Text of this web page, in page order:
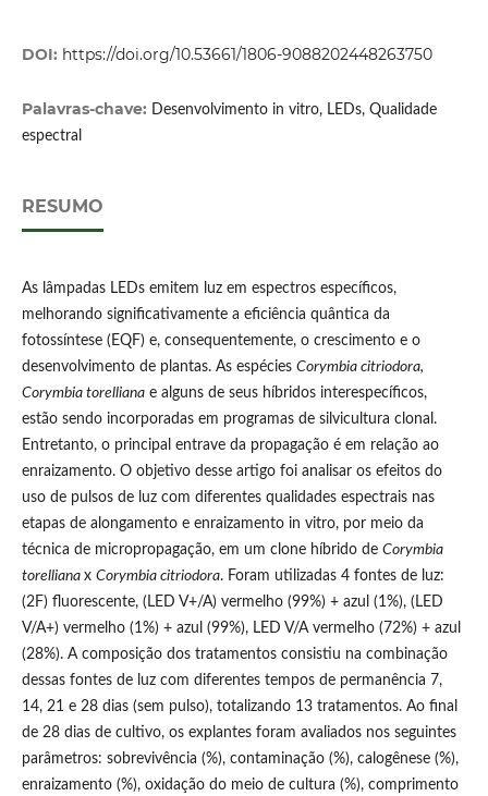
DOI: https://doi.org/10.53661/1806-9088202448263750
Palavras-chave: Desenvolvimento in vitro, LEDs, Qualidade
espectral
RESUMO
As lâmpadas LEDs emitem luz em espectros específicos,
melhorando significativamente a eficiência quântica da
fotossíntese (EQF) e, consequentemente, o crescimento e o
desenvolvimento de plantas. As espécies Corymbia citriodora,
Corymbia torellianae alguns de seus híbridos interespecíficos,
estão sendo incorporadas em programas de silvicultura clonal.
Entretanto, o principal entrave da propagação é em relação ao
enraizamento. O objetivo desse artigo foi analisar os efeitos do
uso de pulsos de luz com diferentes qualidades espectrais nas
etapas de alongamento e enraizamento in vitro, por meio da
técnica de micropropagação, em um clone híbrido de Corymbia
torelliana x Corymbia citriodora. Foram utilizadas 4 fontes de luz:
(2F) fluorescente, (LED V+/A) vermelho (99%) + azul (1%), (LED
V/A+) vermelho (1%) + azul (99%), LED V/A vermelho (72%) + azul
(28%). A composição dos tratamentos consistiu na combinação
dessas fontes de luz com diferentes tempos de permanência 7,
14, 21 e 28 dias (sem pulso), totalizando 13 tratamentos. Ao final
de 28 dias de cultivo, os explantes foram avaliados nos seguintes
parâmetros: sobrevivência (%), contaminação (%), calogênese (%),
enraizamento (%), oxidação do meio de cultura (%), comprimento